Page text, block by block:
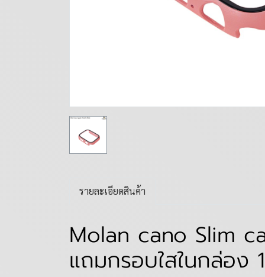
รายละเอียดสินค้า
Molan cano Slim
แถมกรอบใสในกล่อง